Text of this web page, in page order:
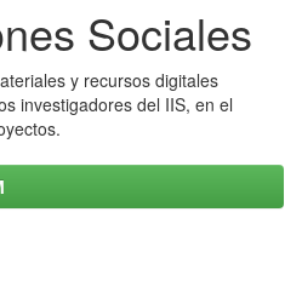
Sociales
y recursos digitales
investigadores del IIS, en el